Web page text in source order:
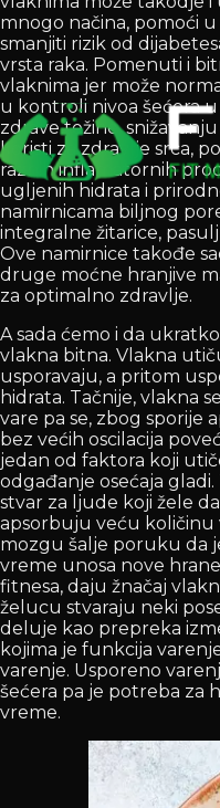
mnogo načina, pomoći
smanjiti rizik od
vrsta raka. Pomenuti i
vlaknima jer može
u kontroli nivoa šećera
zdrave težine,
koristi za zdravlje srca,
raznih inflamatornih
ugljenih hidrata i
namirnicama biljnog
integralne žitarice,
Ove namirnice takođe
druge moćne hranjive
za optimalno zdravlje.
A sada ćemo i da
vlakna bitna. Vlakna
usporavaju, a pritom
hidrata. Tačnije, vlakna
vare pa se, zbog sporije
bez većih oscilacija
jedan od faktora koji
odgađanje osećaja
stvar za ljude koji žele
apsorbuju veću
mozgu šalje poruku da
vreme unosa nove
fitnesa, daju žnačaj
želucu stvaraju neki
deluje kao prepreka
kojima je funkcija
varenje. Usporeno
šećera pa je potreba za
vreme.